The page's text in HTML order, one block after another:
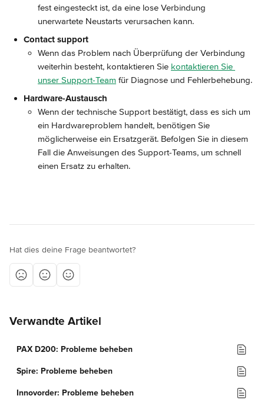
fest eingesteckt ist, da eine lose Verbindung
unerwartete Neustarts verursachen kann.
Contact support
Wenn das Problem nach Überprüfung der Verbindung
weiterhin besteht, kontaktieren Sie kontaktieren Sie
unser Support-Team für Diagnose und Fehlerbehebung.
Hardware-Austausch
Wenn der technische Support bestätigt, dass es sich um
ein Hardwareproblem handelt, benötigen Sie
möglicherweise ein Ersatzgerät. Befolgen Sie in diesem
Fall die Anweisungen des Support-Teams, um schnell
einen Ersatz zu erhalten.
Hat dies deine Frage beantwortet?
Verwandte Artikel
PAX D200: Probleme beheben
Spire: Probleme beheben
Innovorder: Probleme beheben